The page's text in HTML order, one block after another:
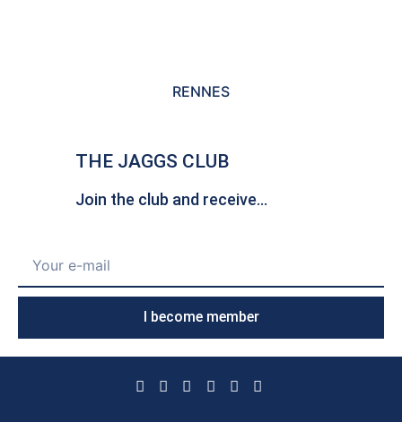
RENNES
THE JAGGS CLUB
Join the club and receive...
I become member